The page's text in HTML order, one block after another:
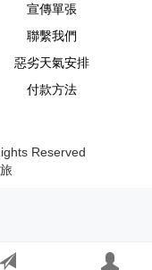
宣傳單張
聯繫我們
惡劣天氣安排
付款方法
Reserved